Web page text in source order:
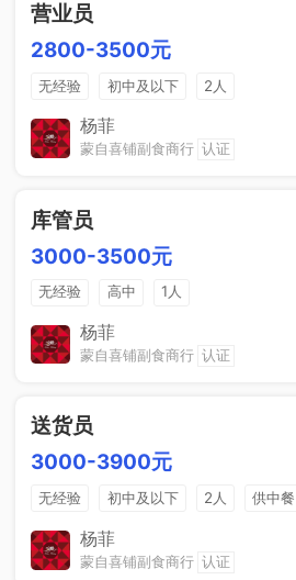
营业员
2800-3500元
无经验 初中及以下 2人
杨菲
蒙自喜铺副食商行 认证
库管员
3000-3500元
无经验 高中 1人
杨菲
蒙自喜铺副食商行 认证
送货员
3000-3900元
无经验 初中及以下 2人 供中餐
杨菲
蒙自喜铺副食商行 认证